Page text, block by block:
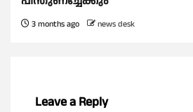
3 months ago news desk
Leave a Reply